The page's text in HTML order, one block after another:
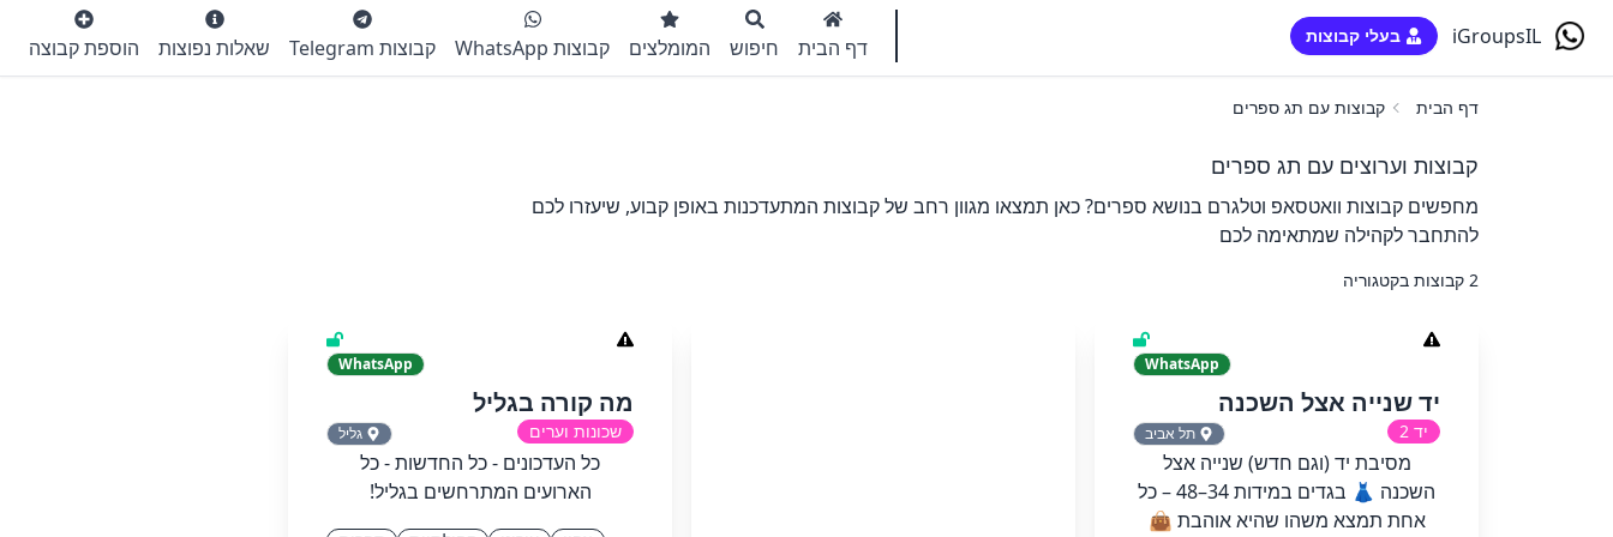
iGroupsIL בעלי קבוצות דף הבית חיפוש המומלצים קבוצות WhatsApp קבוצות Telegram שאלות נפוצות הוספת קבוצה
דף הבית קבוצות עם תג ספרים
קבוצות וערוצים עם תג ספרים
מחפשים קבוצות וואטסאפ וטלגרם בנושא ספרים? כאן תמצאו מגוון רחב של קבוצות המתעדכנות באופן קבוע, שיעזרו לכם
להתחבר לקהילה שמתאימה לכם
2 קבוצות בקטגוריה
WhatsApp
יד שנייה אצל השכנה
יד 2 תל אביב
מסיבת יד (וגם חדש) שנייה אצל
השכנה 👗 בגדים במידות 34–48 – כל
אחת תמצא משהו שהיא אוהבת 👜
WhatsApp
מה קורה בגליל
שכונות וערים גליל
כל העדכונים - כל החדשות - כל
הארועים המתרחשים בגליל!